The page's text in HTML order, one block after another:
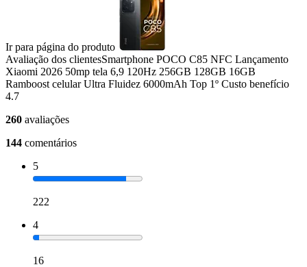
Ir para página do produto
Avaliação dos clientesSmartphone POCO C85 NFC Lançamento
Xiaomi 2026 50mp tela 6,9 120Hz 256GB 128GB 16GB
Ramboost celular Ultra Fluidez 6000mAh Top 1º Custo benefício
4.7
260 avaliações
144 comentários
5
222
4
16